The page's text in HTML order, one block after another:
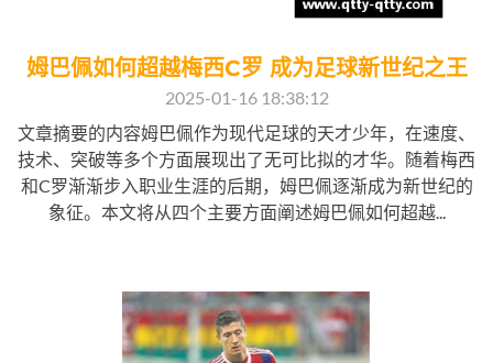
姆巴佩如何超越梅西C罗 成为足球新世纪之王
2025-01-16 18:38:12
文章摘要的内容姆巴佩作为现代足球的天才少年，在速度、
技术、突破等多个方面展现出了无可比拟的才华。随着梅西
和C罗渐渐步入职业生涯的后期，姆巴佩逐渐成为新世纪的
象征。本文将从四个主要方面阐述姆巴佩如何超越...